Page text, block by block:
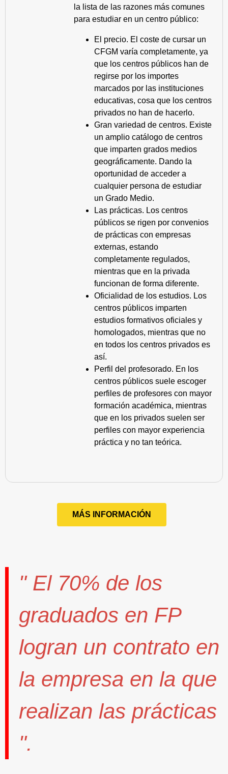
la lista de las razones más comunes
para estudiar en un centro público:
El precio. El coste de cursar un
CFGM varía completamente, ya
que los centros públicos han de
regirse por los importes
marcados por las instituciones
educativas, cosa que los centros
privados no han de hacerlo.
Gran variedad de centros. Existe
un amplio catálogo de centros
que imparten grados medios
geográficamente. Dando la
oportunidad de acceder a
cualquier persona de estudiar
un Grado Medio.
Las prácticas. Los centros
públicos se rigen por convenios
de prácticas con empresas
externas, estando
completamente regulados,
mientras que en la privada
funcionan de forma diferente.
Oficialidad de los estudios. Los
centros públicos imparten
estudios formativos oficiales y
homologados, mientras que no
en todos los centros privados es
así.
Perfil del profesorado. En los
centros públicos suele escoger
perfiles de profesores con mayor
formación académica, mientras
que en los privados suelen ser
perfiles con mayor experiencia
práctica y no tan teórica.
MÁS INFORMACIÓN
" El 70% de los
graduados en FP
logran un contrato en
la empresa en la que
realizan las prácticas
".